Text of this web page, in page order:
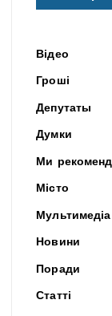
Відео
Гроші
Депутаты
Думки
Ми
Місто
Мультимедіа
Новини
Поради
Статті